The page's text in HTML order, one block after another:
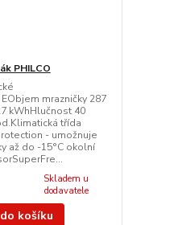
PHILCO
mrazničky 287
kWhHlučnost 40
třída
- umožnuje
až do -15°C okolní
Skladem u
dodavatele
košíku